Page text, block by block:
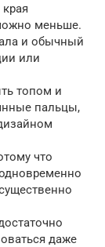
меньше.
и обычный
или
топом и
пальцы,
что
даже